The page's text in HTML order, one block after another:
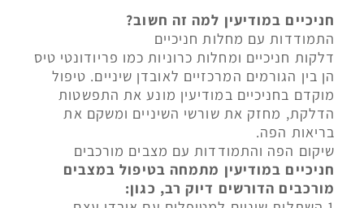
חניכיים במודיעין למה זה חשוב?
התמודדות עם מחלות חניכיים
דלקות חניכיים ומחלות כרוניות כמו פריודונטי טיס
הן בין הגורמים המרכזיים לאובדן שיניים. טיפול
מוקדם בחניכיים במודיעין מונע את התפשטות
הדלקת, מחזק את שורשי השיניים ומשקם את
בריאות הפה.
שיקום הפה והתמודדות עם מצבים מורכבים
חניכיים במודיעין מתמחה בטיפול במצבים
מורכבים הדורשים דיוק רב, כגון: